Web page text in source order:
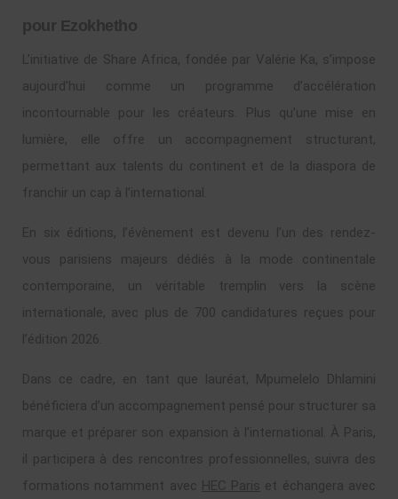
pour Ezokhetho
L’initiative de Share Africa, fondée par Valérie Ka, s’impose
aujourd’hui comme un programme d’accélération
incontournable pour les créateurs. Plus qu’une mise en
lumière, elle offre un accompagnement structurant,
permettant aux talents du continent et de la diaspora de
franchir un cap à l’international.
En six éditions, l’évènement est devenu l’un des rendez-
vous parisiens majeurs dédiés à la mode continentale
contemporaine, un véritable tremplin vers la scène
internationale, avec plus de 700 candidatures reçues pour
l’édition 2026.
Dans ce cadre, en tant que lauréat, Mpumelelo Dhlamini
bénéficiera d’un accompagnement pensé pour structurer sa
marque et préparer son expansion à l’international. À Paris,
il participera à des rencontres professionnelles, suivra des
formations notamment avec HEC Paris et échangera avec